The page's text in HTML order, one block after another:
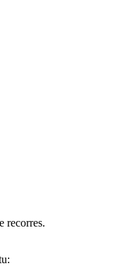
recorres.